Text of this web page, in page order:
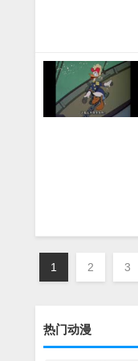
1 2 3
热门动漫